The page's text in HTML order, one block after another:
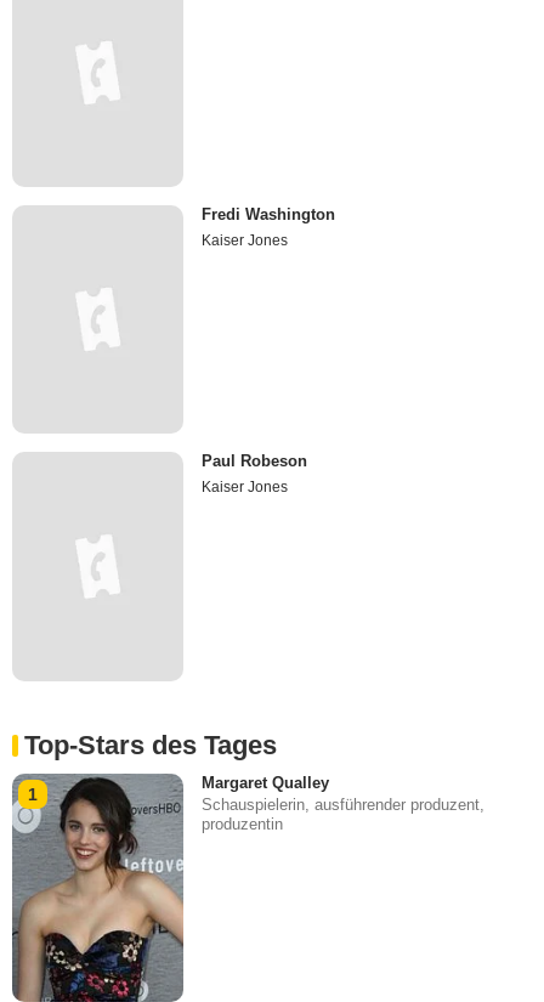
Fredi Washington
Kaiser Jones
Paul Robeson
Kaiser Jones
Top-Stars des Tages
1
Margaret Qualley
Schauspielerin, ausführender produzent,
produzentin